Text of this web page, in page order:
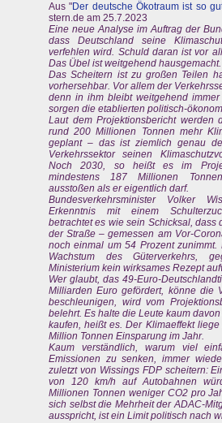
Aus "Der deutsche Ökotraum ist so
stern.de am 25.7.2023
Eine neue Analyse im Auftrag der
dass Deutschland seine
verfehlen wird. Schuld daran ist vor
Das Übel ist weitgehend hausgemacht.
Das Scheitern ist zu großen Teilen
vorhersehbar. Vor allem der
denn in ihm bleibt weitgehend
sorgen die etablierten politisch-
Laut dem Projektionsbericht werden
rund 200 Millionen Tonnen mehr
geplant – das ist ziemlich genau
Verkehrssektor seinen
Noch 2030, so heißt es im
mindestens 187 Millionen
ausstoßen als er eigentlich darf.
Bundesverkehrsminister Volker
Erkenntnis mit einem
betrachtet es wie sein Schicksal, dass
der Straße – gemessen am Vor-
noch einmal um 54 Prozent
Wachstum des Güterverkehrs,
Ministerium kein wirksames Rezept
Wer glaubt, das 49-Euro-
Milliarden Euro gefördert, könne die
beschleunigen, wird vom
belehrt. Es halte die Leute kaum
kaufen, heißt es. Der Klimaeffekt
Million Tonnen Einsparung im Jahr.
Kaum verständlich, warum viel
Emissionen zu senken, immer
zuletzt von Wissings FDP scheitern:
von 120 km/h auf Autobahnen
Millionen Tonnen weniger CO2 pro
sich selbst die Mehrheit der ADAC-
ausspricht, ist ein Limit politisch nach